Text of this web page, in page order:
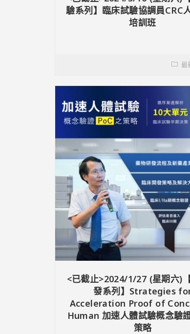
驗系列】臨床試驗協調員CRC
培訓班
最
<已截止>2024/1/27 (星期六)
發系列】Strategies
Acceleration Proof of
Human 加速人體試驗概念驗
策略